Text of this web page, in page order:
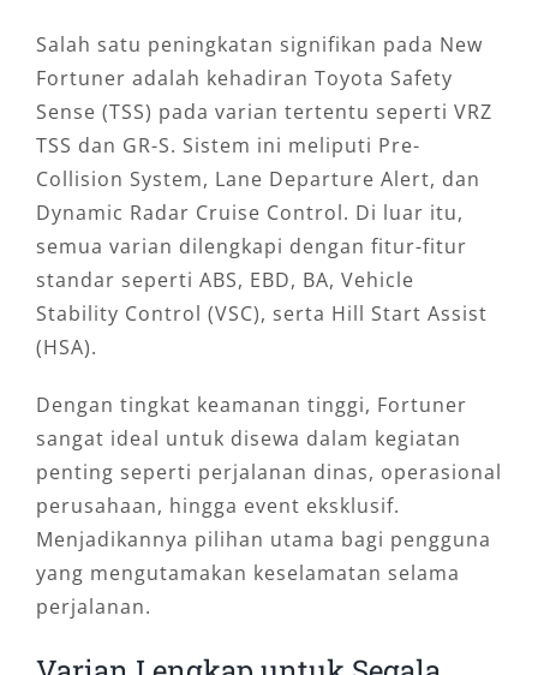
Salah satu peningkatan signifikan pada New
Fortuner adalah kehadiran Toyota Safety
Sense (TSS) pada varian tertentu seperti VRZ
TSS dan GR-S. Sistem ini meliputi Pre-
Collision System, Lane Departure Alert, dan
Dynamic Radar Cruise Control. Di luar itu,
semua varian dilengkapi dengan fitur-fitur
standar seperti ABS, EBD, BA, Vehicle
Stability Control (VSC), serta Hill Start Assist
(HSA).
Dengan tingkat keamanan tinggi, Fortuner
sangat ideal untuk disewa dalam kegiatan
penting seperti perjalanan dinas, operasional
perusahaan, hingga event eksklusif.
Menjadikannya pilihan utama bagi pengguna
yang mengutamakan keselamatan selama
perjalanan.